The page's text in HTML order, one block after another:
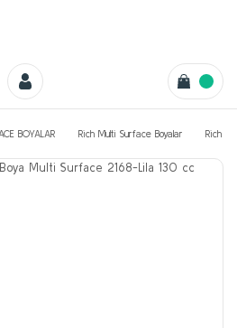
BOYALAR Rich Multi Surface Boyalar Rich